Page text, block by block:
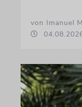
von Imanuel